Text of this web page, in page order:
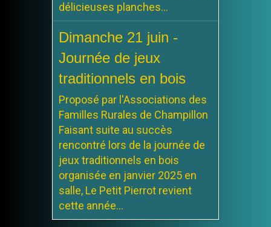
délicieuses planches...
Dimanche 21 juin -
Journée de jeux
traditionnels en bois
Proposé par l'Associations des
Familles Rurales de Champillon
Faisant suite au succès
rencontré lors de la journée de
jeux traditionnels en bois
organisée en janvier 2025 en
salle, Le Petit Pierrot revient
cette année...